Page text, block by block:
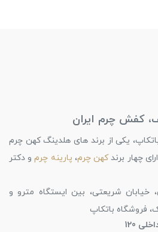
کفش چرم ایران
یکی از برند های هلدینگ کهن چرم
چهار برندکهن چرم، پارینه چرمو دکتر
خیابان شریعتی، بین ایستگاه مترو و
فروشگاه باتکاپ